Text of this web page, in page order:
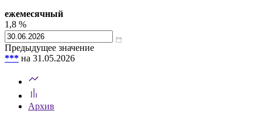
ежемесячный
1,8 %
Предыдущее значение
*** на 31.05.2026
Архив